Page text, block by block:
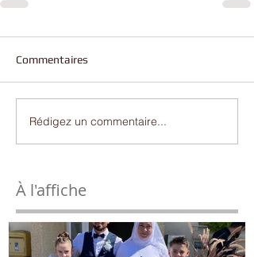
Commentaires
Rédigez un commentaire...
À l'affiche